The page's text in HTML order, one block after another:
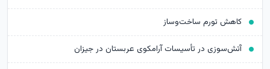
کاهش تورم ساخت‌وساز
آتش‌سوزی در تأسیسات آرامکوی عربستان در جیزان